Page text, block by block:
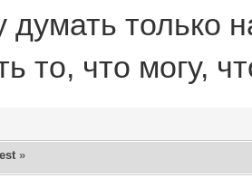
думать только
то, что могу,
»